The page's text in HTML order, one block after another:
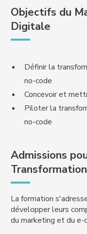
Objectifs du
Digitale
Définir la
no-code
Concevoir et
Piloter la
no-code
Admissions
La formation
développer leurs
du marketing et du e-